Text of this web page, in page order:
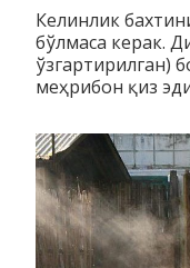
Келинлик
бўлмаса керак.
ўзгартирилган)
меҳрибон қиз